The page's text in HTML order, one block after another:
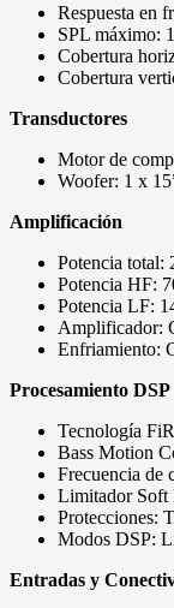
Respuesta en
SPL máximo:
Cobertura
Cobertura
Transductores
Motor de
Woofer: 1 x
Amplificación
Potencia total:
Potencia HF:
Potencia LF:
Amplificador:
Enfriamiento:
Procesamiento DSP
Tecnología
Bass Motion
Frecuencia de
Limitador Soft
Protecciones:
Modos DSP:
Entradas y